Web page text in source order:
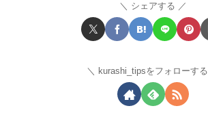
シェアする
kurashi_tipsをフォローする